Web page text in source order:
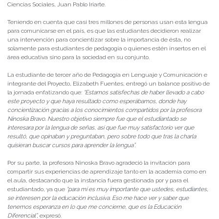
Ciencias Sociales, Juan Pablo Iriarte.
Teniendo en cuenta que casi tres millones de personas usan esta lengua
para comunicarse en el país, es que las estudiantes decidieron realizar
una intervención para concientizar sobre la importancia de ésta, no
solamente para estudiantes de pedagogía o quienes estén insertos en el
área educativa sino para la sociedad en su conjunto.
La estudiante de tercer año de Pedagogía en Lenguaje y Comunicación e
integrante del Proyecto, Elizabeth Fuentes, entregó un balance positivo de
la jornada enfatizando que: “Estamos satisfechas de haber llevado a cabo
este proyecto y que haya resultado como esperábamos, donde hay
concientización gracias a los conocimientos compartidos por la profesora
Ninoska Bravo. Nuestro objetivo siempre fue que el estudiantado se
interesara por la lengua de señas, así que fue muy satisfactorio ver que
resultó, que opinaban y preguntaban, pero sobre todo que tras la charla
quisieran buscar cursos para aprender la lengua”.
Por su parte, la profesora Ninoska Bravo agradeció la invitación para
compartir sus experiencias de aprendizaje tanto en la academia como en
el aula, destacando que la instancia fuera gestionada por y para el
estudiantado, ya que “para mí es muy importante que ustedes, estudiantes,
se interesen por la educación inclusiva. Eso me hace ver y saber que
tenemos esperanza en lo que me concierne, que es la Educación
Diferencial”, expresó.